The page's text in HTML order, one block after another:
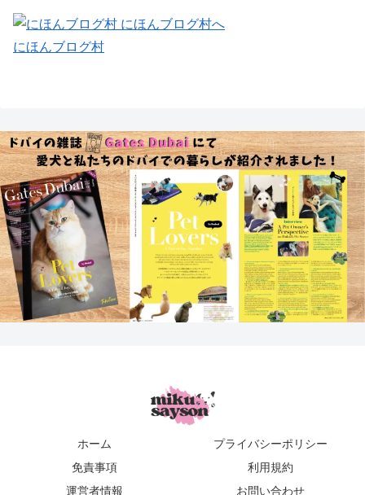
にほんブログ村
ホーム
プライバシーポリシー
免責事項
利用規約
運営者情報
お問い合わせ